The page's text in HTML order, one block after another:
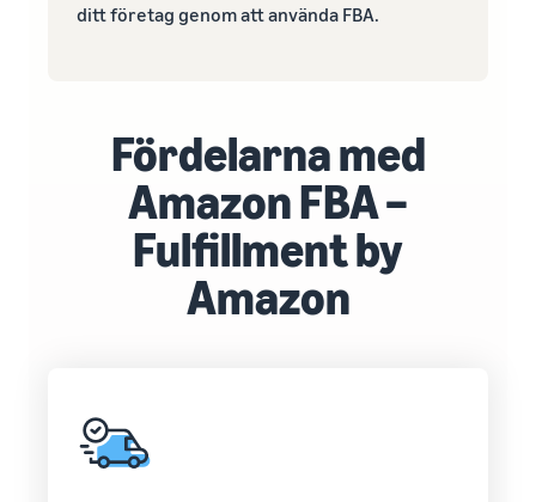
ditt företag genom att använda FBA.
Fördelarna med
Amazon FBA –
Fulfillment by
Amazon